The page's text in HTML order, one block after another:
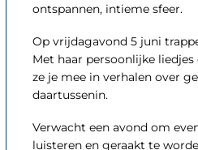
ontspannen, intieme sfeer.
Op vrijdagavond 5 juni
Met haar persoonlijke
ze je mee in verhalen over
daartussenin.
Verwacht een avond om
luisteren en geraakt te